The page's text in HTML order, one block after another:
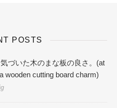
POSTS
づいた木のまな板の良さ。(at
wooden cutting board charm)